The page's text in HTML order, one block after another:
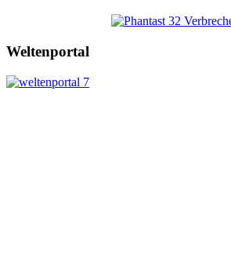
Weltenportal